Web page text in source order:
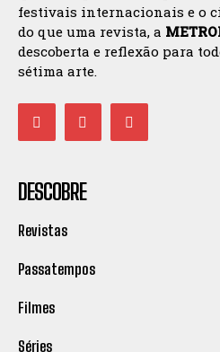
festivais internacionais e o
do que uma revista, a
descoberta e reflexão para
sétima arte.
DESCOBRE
Revistas
Passatempos
Filmes
Séries